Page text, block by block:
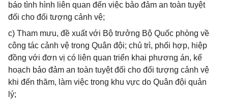
báo tình hình liên quan đến việc bảo đảm an toàn tuyệt
đối cho đối tượng cảnh vệ;
c) Tham mưu, đề xuất với Bộ trưởng Bộ Quốc phòng về
công tác cảnh vệ trong Quân đội; chủ trì, phối hợp, hiệp
đồng với đơn vị có liên quan triển khai phương án, kế
hoạch bảo đảm an toàn tuyệt đối cho đối tượng cảnh vệ
khi đến thăm, làm việc trong khu vực do Quân đội quản
lý;